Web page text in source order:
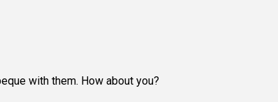
with them. How about you?